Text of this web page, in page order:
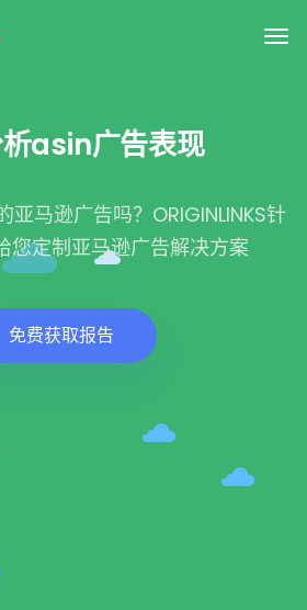
asin广告表现
亚马逊广告吗？ORIGINLINKS针
您定制亚马逊广告解决方案
免费获取报告